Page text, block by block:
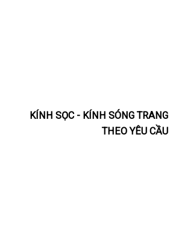
KÍNH SỌC - KÍNH SÓNG
THEO YÊU CẦU